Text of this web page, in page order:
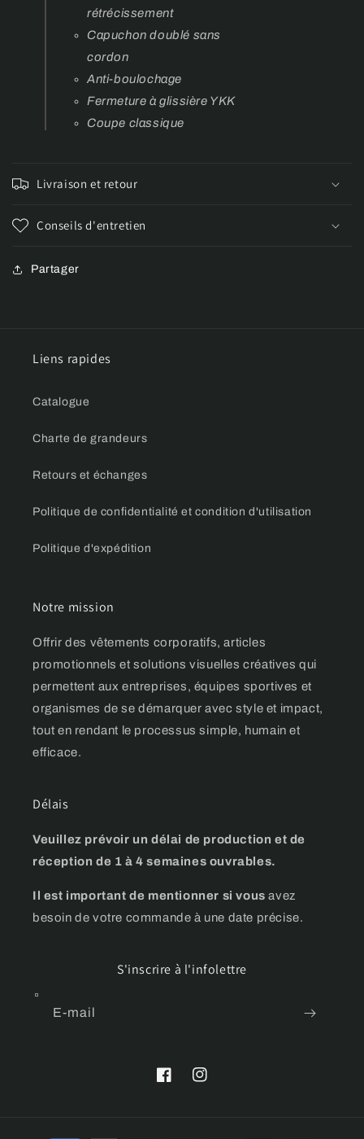
rétrécissement
Capuchon doublé sans
cordon
Anti-boulochage
Fermeture à glissière YKK
Coupe classique
Livraison et retour
Conseils d'entretien
Partager
Liens rapides
Catalogue
Charte de grandeurs
Retours et échanges
Politique de confidentialité et condition d'utilisation
Politique d'expédition
Notre mission
Offrir des vêtements corporatifs, articles
promotionnels et solutions visuelles créatives qui
permettent aux entreprises, équipes sportives et
organismes de se démarquer avec style et impact,
tout en rendant le processus simple, humain et
efficace.
Délais
Veuillez prévoir un délai de production et de
réception de 1 à 4 semaines ouvrables.
Il est important de mentionner si vousavez
besoin de votre commande à une date précise.
S'inscrire à l'infolettre
E-mail
FacebookInstagram